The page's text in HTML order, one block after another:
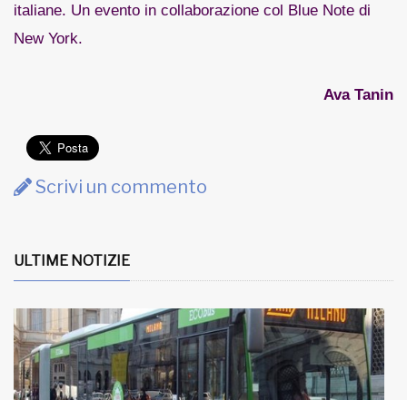
italiane. Un evento in collaborazione col Blue Note di
New York.
Ava Tanin
Scrivi un commento
ULTIME NOTIZIE